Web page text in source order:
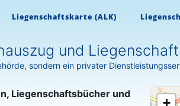
Liegenschaftskarte (ALK)
und
sondern ein privater
Liegenschaftsbücher und
+